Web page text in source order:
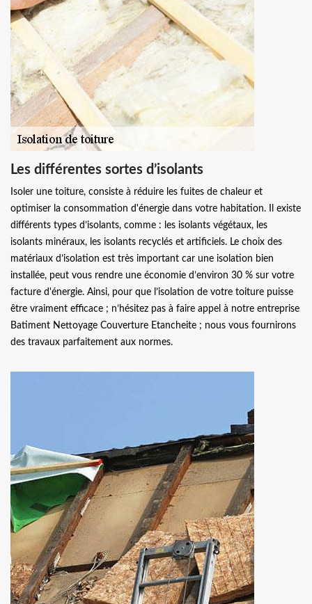
Les différentes sortes d’isolants
Isoler une toiture, consiste à réduire les fuites de chaleur et
optimiser la consommation d'énergie dans votre habitation. Il existe
différents types d’isolants, comme : les isolants végétaux, les
isolants minéraux, les isolants recyclés et artificiels. Le choix des
matériaux d’isolation est très important car une isolation bien
installée, peut vous rendre une économie d’environ 30 % sur votre
facture d'énergie. Ainsi, pour que l’isolation de votre toiture puisse
être vraiment efficace ; n’hésitez pas à faire appel à notre entreprise
Batiment Nettoyage Couverture Etancheite ; nous vous fournirons
des travaux parfaitement aux normes.